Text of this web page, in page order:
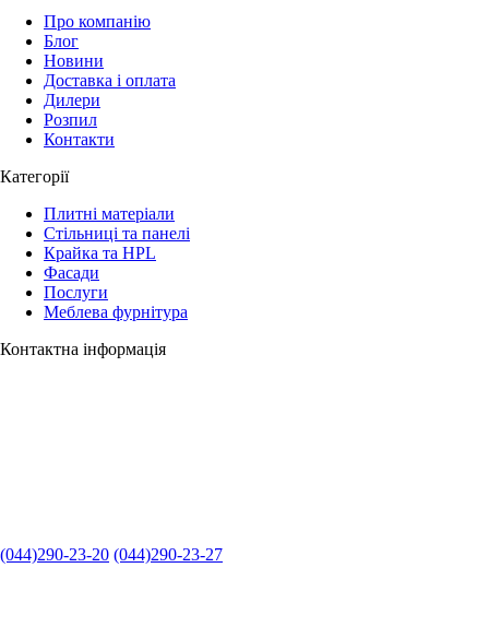
Про компанію
Блог
Новини
Доставка і оплата
Дилери
Розпил
Контакти
Категорії
Плитні матеріали
Стільниці та панелі
Крайка та HPL
Фасади
Послуги
Меблева фурнітура
Контактна інформація
(044)290-23-20 (044)290-23-27